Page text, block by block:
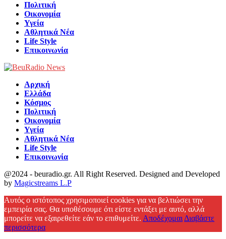
Πολιτική
Οικονομία
Υγεία
Αθλητικά Νέα
Life Style
Επικοινωνία
Αρχική
Ελλάδα
Κόσμος
Πολιτική
Οικονομία
Υγεία
Αθλητικά Νέα
Life Style
Επικοινωνία
@2024 - beuradio.gr. All Right Reserved. Designed and Developed
by Magicstreams L.P
Αυτός ο ιστότοπος χρησιμοποιεί cookies για να βελτιώσει την
εμπειρία σας. Θα υποθέσουμε ότι είστε εντάξει με αυτό, αλλά
μπορείτε να εξαιρεθείτε εάν το επιθυμείτε. Αποδέχομαι Διαβάστε
περισσότερα